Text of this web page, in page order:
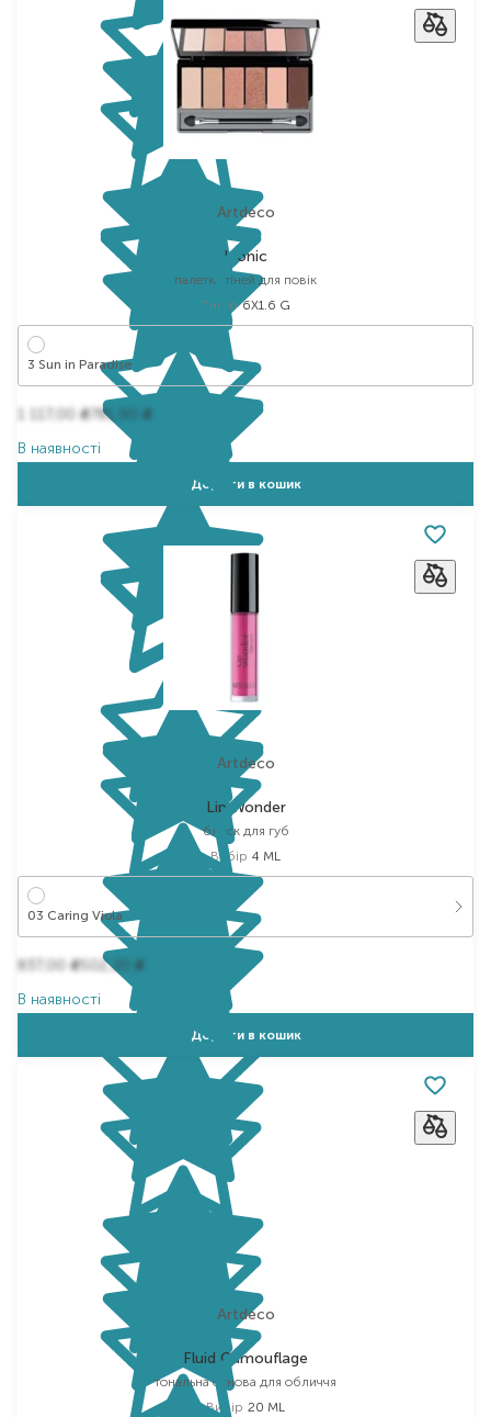
Artdeco
Iconic
палетка тіней для повік
Вибір 6X1.6 G
3 Sun in Paradise
1 117,00₴ 781,90
₴
В наявності
Додати в кошик
Artdeco
Lip Wonder
блиск для губ
Вибір 4 ML
03 Caring Viola
837,00₴502,20
₴
В наявності
Додати в кошик
Artdeco
Fluid Camouflage
тональна основа для обличчя
Вибір 20 ML